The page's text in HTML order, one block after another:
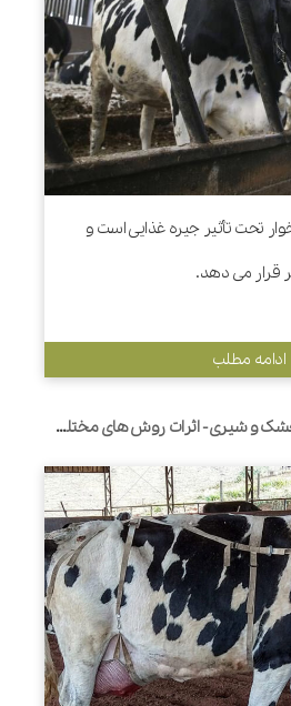
تحت تأثیر جیره غذایی است و
قرار می دهد.
ادامه مطلب
​سلامت و رفاه پستان گاو خشک و شیری- اثرات روش های مختلف قطع شیردوشی